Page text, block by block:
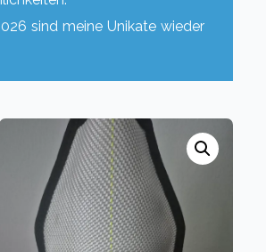
sind meine Unikate wieder